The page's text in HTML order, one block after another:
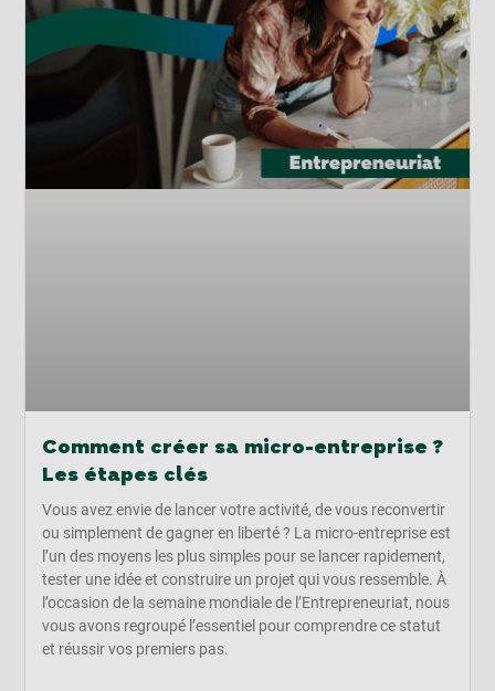
Comment créer sa micro-entreprise ?
Les étapes clés
Vous avez envie de lancer votre activité, de vous reconvertir
ou simplement de gagner en liberté ? La micro-entreprise est
l’un des moyens les plus simples pour se lancer rapidement,
tester une idée et construire un projet qui vous ressemble. À
l’occasion de la semaine mondiale de l’Entrepreneuriat, nous
vous avons regroupé l’essentiel pour comprendre ce statut
et réussir vos premiers pas.